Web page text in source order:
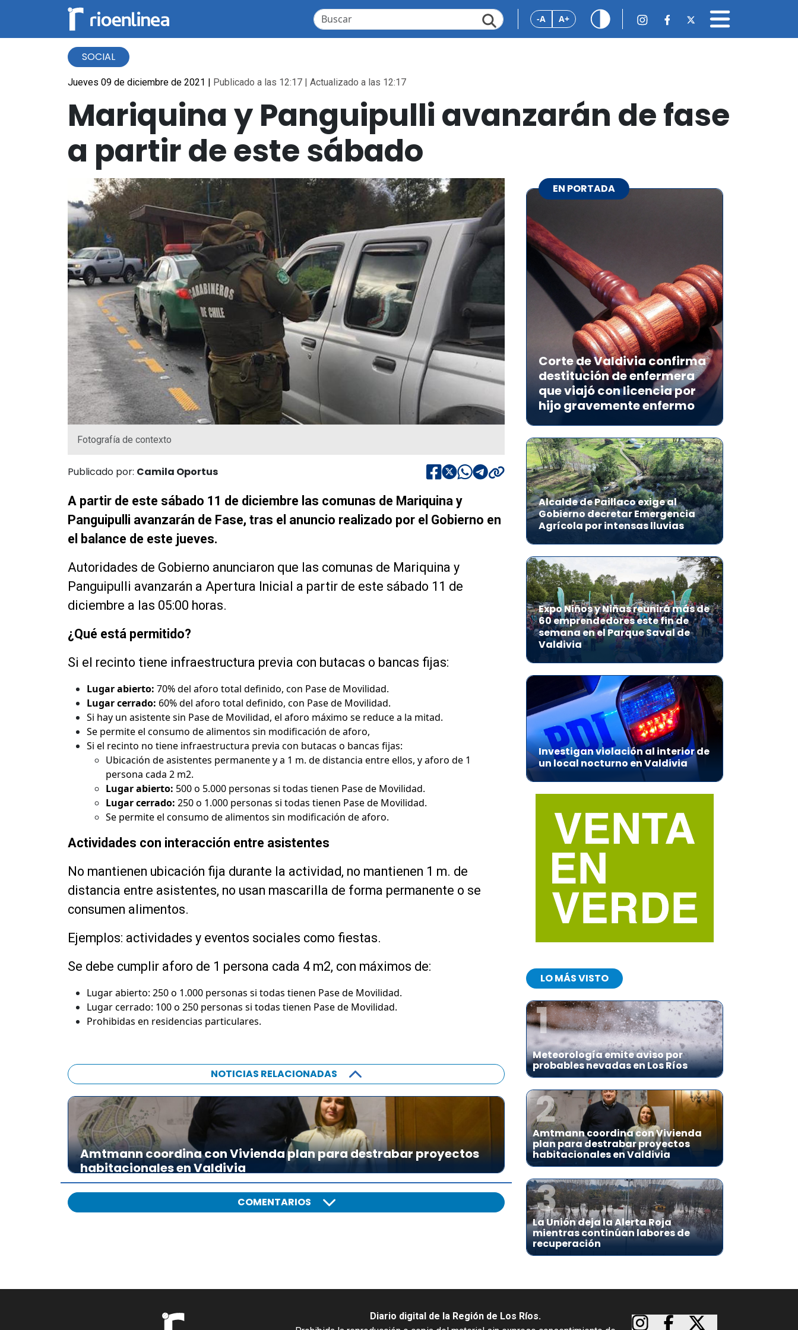
-A A+
SOCIAL
Jueves 09 de diciembre de 2021 | Publicado a las 12:17 | Actualizado a las 12:17
Mariquina y Panguipulli avanzarán de fase
a partir de este sábado
Fotografía de contexto
Publicado por: Camila Oportus
A partir de este sábado 11 de diciembre las comunas de Mariquina y
Panguipulli avanzarán de Fase, tras el anuncio realizado por el Gobierno en
el balance de este jueves.
Autoridades de Gobierno anunciaron que las comunas de Mariquina y
Panguipulli avanzarán a Apertura Inicial a partir de este sábado 11 de
diciembre a las 05:00 horas.
¿Qué está permitido?
Si el recinto tiene infraestructura previa con butacas o bancas fijas:
Lugar abierto: 70% del aforo total definido, con Pase de Movilidad.
Lugar cerrado: 60% del aforo total definido, con Pase de Movilidad.
Si hay un asistente sin Pase de Movilidad, el aforo máximo se reduce a la mitad.
Se permite el consumo de alimentos sin modificación de aforo,
Si el recinto no tiene infraestructura previa con butacas o bancas fijas:
Ubicación de asistentes permanente y a 1 m. de distancia entre ellos, y aforo de 1
persona cada 2 m2.
Lugar abierto: 500 o 5.000 personas si todas tienen Pase de Movilidad.
Lugar cerrado: 250 o 1.000 personas si todas tienen Pase de Movilidad.
Se permite el consumo de alimentos sin modificación de aforo.
Actividades con interacción entre asistentes
No mantienen ubicación fija durante la actividad, no mantienen 1 m. de
distancia entre asistentes, no usan mascarilla de forma permanente o se
consumen alimentos.
Ejemplos: actividades y eventos sociales como fiestas.
Se debe cumplir aforo de 1 persona cada 4 m2, con máximos de:
Lugar abierto: 250 o 1.000 personas si todas tienen Pase de Movilidad.
Lugar cerrado: 100 o 250 personas si todas tienen Pase de Movilidad.
Prohibidas en residencias particulares.
NOTICIAS RELACIONADAS
Amtmann coordina con Vivienda plan para destrabar proyectos
habitacionales en Valdivia
COMENTARIOS
EN PORTADA
Corte de Valdivia confirma
destitución de enfermera
que viajó con licencia por
hijo gravemente enfermo
Alcalde de Paillaco exige al
Gobierno decretar Emergencia
Agrícola por intensas lluvias
Expo Niños y Niñas reunirá más de
60 emprendedores este fin de
semana en el Parque Saval de
Valdivia
Investigan violación al interior de
un local nocturno en Valdivia
LO MÁS VISTO
1
Meteorología emite aviso por
probables nevadas en Los Ríos
2
Amtmann coordina con Vivienda
plan para destrabar proyectos
habitacionales en Valdivia
3
La Unión deja la Alerta Roja
mientras continúan labores de
recuperación
Diario digital de la Región de Los Ríos.